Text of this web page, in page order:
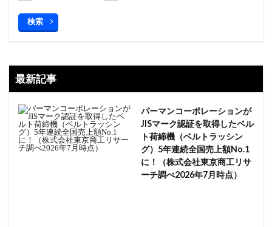
検索
最新記事
パーマンコーポレーションが
JISマーク認証を取得したベル
ト荷締機（ベルトラッシン
グ）5年連続全国売上額No.1
に！（株式会社東京商工リサ
ーチ調べ2026年7月時点）